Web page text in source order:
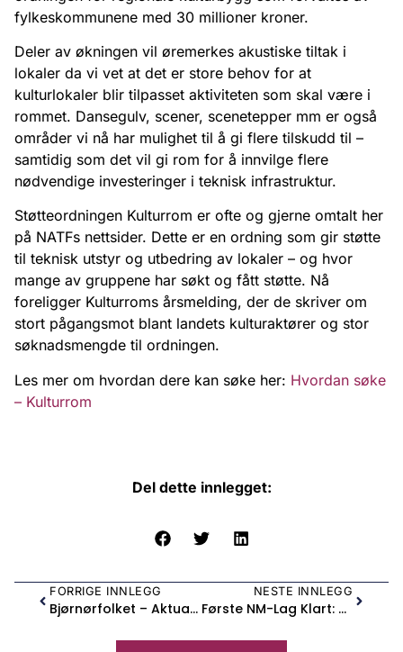
fylkeskommunene med 30 millioner kroner.
Deler av økningen vil øremerkes akustiske tiltak i
lokaler da vi vet at det er store behov for at
kulturlokaler blir tilpasset aktiviteten som skal være i
rommet. Dansegulv, scener, scenetepper mm er også
områder vi nå har mulighet til å gi flere tilskudd til –
samtidig som det vil gi rom for å innvilge flere
nødvendige investeringer i teknisk infrastruktur.
Støtteordningen Kulturrom er ofte og gjerne omtalt her
på NATFs nettsider. Dette er en ordning som gir støtte
til teknisk utstyr og utbedring av lokaler – og hvor
mange av gruppene har søkt og fått støtte. Nå
foreligger Kulturroms årsmelding, der de skriver om
stort pågangsmot blant landets kulturaktører og stor
søknadsmengde til ordningen.
Les mer om hvordan dere kan søke her: Hvordan søke
– Kulturrom
Del dette innlegget:
FORRIGE INNLEGG
Bjørnørfolket – Aktualitet I Historisk Ramme
NESTE INNLEGG
Første NM-Lag Klart: Dronningimpro